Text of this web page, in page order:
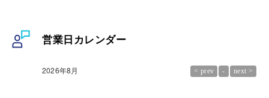
営業日カレンダー
2026年8月